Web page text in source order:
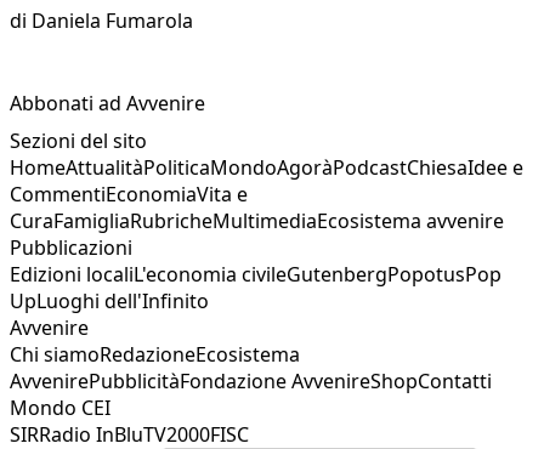
di Daniela Fumarola
Abbonati ad Avvenire
Sezioni del sito
HomeAttualitàPoliticaMondoAgoràPodcastChiesaIdee e
CommentiEconomiaVita e
CuraFamigliaRubricheMultimediaEcosistema avvenire
Pubblicazioni
Edizioni localiL'economia civileGutenbergPopotusPop
UpLuoghi dell'Infinito
Avvenire
Chi siamoRedazioneEcosistema
AvvenirePubblicitàFondazione AvvenireShopContatti
Mondo CEI
SIRRadio InBluTV2000FISC